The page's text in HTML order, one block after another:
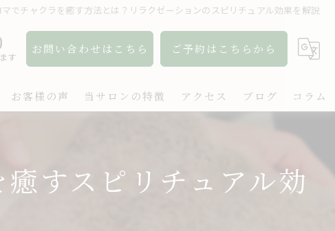
マでチャクラを癒す方法とは？リラクゼーションのスピリチュアル効果を解説
す
お問い合わせはこちら ご予約はこちらから
お客様の声 当サロンの特徴
リンパ
アクセス ブログ コラム
すスピリチュアル効